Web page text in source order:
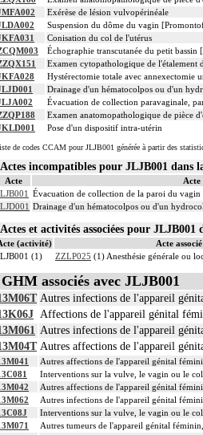
Exérèse de lésion vulvopérinéale
Suspension du dôme du vagin
Conisation du col de l'utérus
Échographie transcutanée du petit
Examen cytopathologique de l'étalement
Hystérectomie totale avec annexectomie
Drainage d'un hématocolpos ou d'un
Évacuation de collection paravaginale,
Examen anatomopathologique de pièce
Pose d'un dispositif intra-utérin
de codes CCAM pour JLJB001 générée à partir des
Actes incompatibles pour JLJB001 dans
Acte
Acte
Évacuation de collection de la paroi du
Drainage d'un hématocolpos ou d'un
Actes et activités associées pour JLJB001
(activité)
Acte
(1)
ZZLP025 (1) Anesthésie générale ou
GHM associés avec JLJB001
Autres infections de l'appareil
Affections de l'appareil génital
Autres infections de l'appareil
Autres affections de l'appareil
Autres affections de l'appareil génital
Interventions sur la vulve, le vagin ou le
Autres affections de l'appareil génital
Autres infections de l'appareil génital
Interventions sur la vulve, le vagin ou le
Autres tumeurs de l'appareil génital